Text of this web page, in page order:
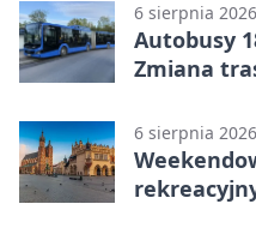
6 sierpnia 2026
Autobusy
Zmiana
6 sierpnia 2026